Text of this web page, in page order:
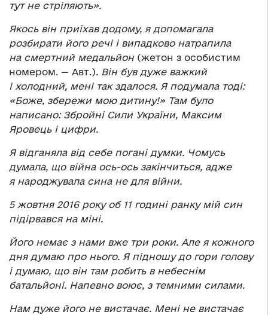
тут не стріляють».
Якось він приїхав додому, я допомагала
розбирати його речі і випадково натрапила
на смертний медальйон (жетон з особистим
номером. — Авт.). Він був дуже важкий
і холодний, мені так здалося. Я подумала тоді:
«Боже, збережи мою дитину!» Там було
написано: Збройні Сили України, Максим
Яровець і цифри.
Я відганяла від себе погані думки. Чомусь
думала, що війна ось-ось закінчиться, адже
я народжувала сина не для війни.
5 жовтня 2016 року об 11 годині ранку мій син
підірвався на міні.
Його немає з нами вже три роки. Але я кожного
дня думаю про нього. Я підношу до гори голову
і думаю, що він там робить в небеснім
батальйоні. Напевно воює, з темними силами.
Нам дуже його не вистачає. Мені не вистачає